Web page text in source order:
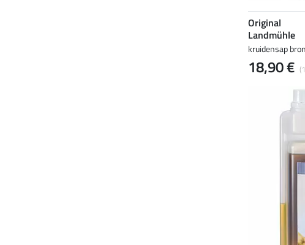
Original
Landmühle
kruidensap
18,90 €